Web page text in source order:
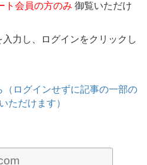
ト会員の方のみ 御覧いただけ
力し、ログインをクリックし
ログインせずに記事の一部の
ただけます）